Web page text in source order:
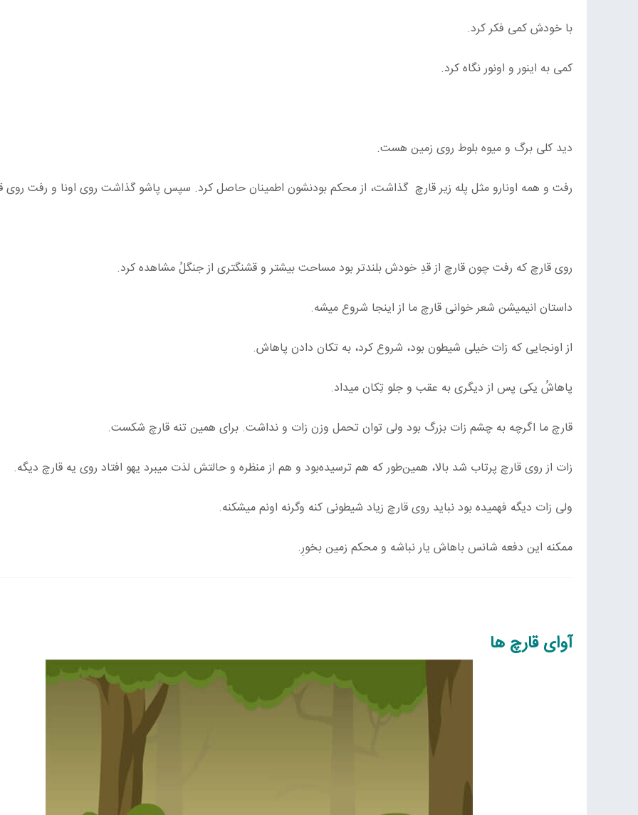
با خودش کمی فکر کرد.
کمی به اینور و اونور نگاه کرد.
دید کلی برگ و میوه بلوط روی زمین هست.
رفت و همه اونارو مثل پله زیر قارچ گذاشت، از محکم بودنشون اطمینان حاصل کرد. سپس پاشو گذاشت روی اونا و رفت روی
روی قارچ که رفت چون قارچ از قدِ خودش بلندتر بود مساحت بیشتر و قشنگتری از جنگلُ مشاهده کرد.
داستان انیمیشن شعر خوانی قارچ ما از اینجا شروع میشه.
از اونجایی که زات خیلی شیطون بود، شروع کرد، به تکان دادن پاهاش.
پاهاشُ یکی پس از دیگری به عقب و جلو تِکان میداد.
قارچ ما اگرچه به چشم زات بزرگ بود ولی توان تحمل وزن زات و نداشت. برای همین تنه قارچ شکست.
زات از روی قارچ پرتاب شد بالا، همین‌طور که هم ترسیده‌بود و هم از منظره و حالتش لذت میبرد یهو افتاد روی یه قارچ دیگه.
ولی زات دیگه فهمیده بود نباید روی قارچ زیاد شیطونی کنه وگرنه اونم میشکنه.
ممکنه این دفعه شانس باهاش یار نباشه و محکم زمین بخورِ.
آوای قارچ ها